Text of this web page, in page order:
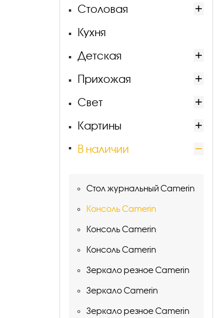
Столовая
Кухня
Детская
Прихожая
Свет
Картины
В наличии
Стол журнальный Camerin
Консоль Camerin
Консоль Camerin
Консоль Camerin
Зеркало резное Camerin
Зеркало Camerin
Зеркало резное Camerin